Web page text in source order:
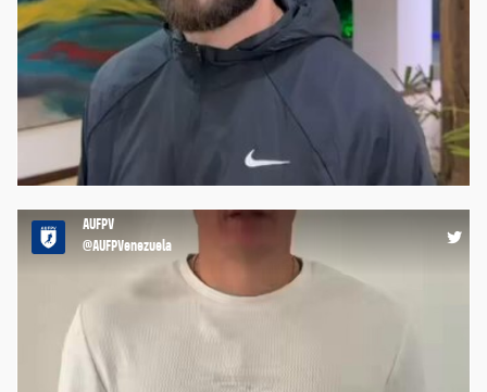
Estamos juntos y que Dios bendiga a Venezuela ⚽️🇻🇪 Aitor
López https://t.co/FXWBKBnIHE
AUFPV
@AUFPVenezuela